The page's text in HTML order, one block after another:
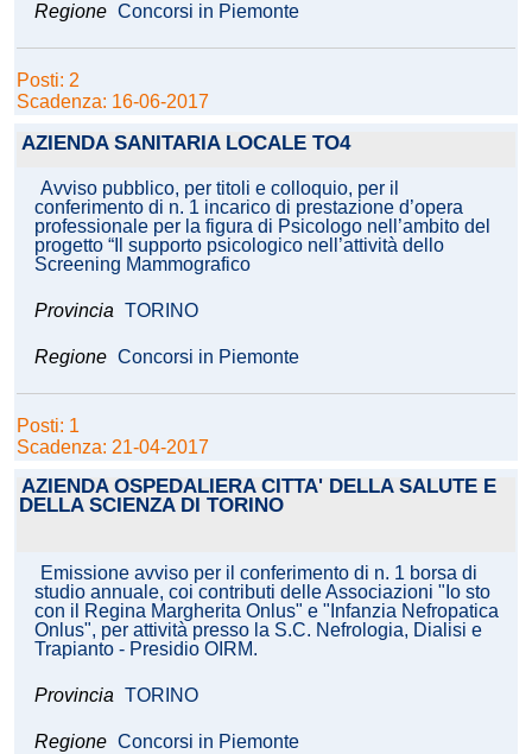
Regione Concorsi in Piemonte
Posti: 2
Scadenza: 16-06-2017
AZIENDA SANITARIA LOCALE TO4
Avviso pubblico, per titoli e colloquio, per il
conferimento di n. 1 incarico di prestazione d’opera
professionale per la figura di Psicologo nell’ambito del
progetto “Il supporto psicologico nell’attività dello
Screening Mammografico
Provincia TORINO
Regione Concorsi in Piemonte
Posti: 1
Scadenza: 21-04-2017
AZIENDA OSPEDALIERA CITTA' DELLA SALUTE E
DELLA SCIENZA DI TORINO
Emissione avviso per il conferimento di n. 1 borsa di
studio annuale, coi contributi delle Associazioni "Io sto
con il Regina Margherita Onlus" e "Infanzia Nefropatica
Onlus", per attività presso la S.C. Nefrologia, Dialisi e
Trapianto - Presidio OIRM.
Provincia TORINO
Regione Concorsi in Piemonte